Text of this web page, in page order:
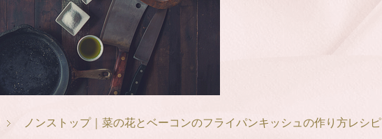
ノンストップ｜菜の花とベーコンのフライパンキッシュの作り方レシピ